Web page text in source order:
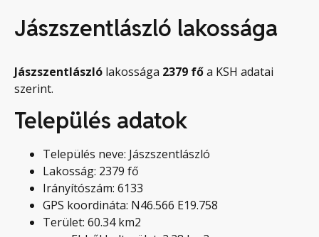
Jászszentlászló lakossága
Jászszentlászló lakossága 2379 főa KSH adatai
szerint.
Település adatok
Település neve: Jászszentlászló
Lakosság: 2379 fő
Irányítószám: 6133
GPS koordináta: N46.566 E19.758
Terület: 60.34 km2